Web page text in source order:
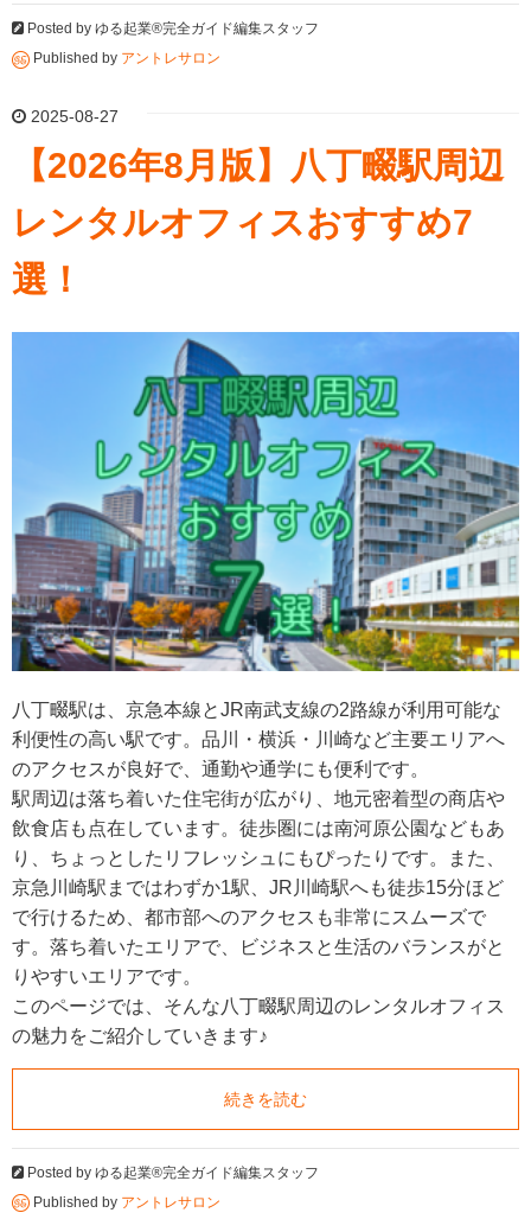
Posted by ゆる起業®完全ガイド編集スタッフ
Published by アントレサロン
2025-08-27
【2026年8月版】八丁畷駅周辺
レンタルオフィスおすすめ7
選！
八丁畷駅は、京急本線とJR南武支線の2路線が利用可能な
利便性の高い駅です。品川・横浜・川崎など主要エリアへ
のアクセスが良好で、通勤や通学にも便利です。
駅周辺は落ち着いた住宅街が広がり、地元密着型の商店や
飲食店も点在しています。徒歩圏には南河原公園などもあ
り、ちょっとしたリフレッシュにもぴったりです。また、
京急川崎駅まではわずか1駅、JR川崎駅へも徒歩15分ほど
で行けるため、都市部へのアクセスも非常にスムーズで
す。落ち着いたエリアで、ビジネスと生活のバランスがと
りやすいエリアです。
このページでは、そんな八丁畷駅周辺のレンタルオフィス
の魅力をご紹介していきます♪
続きを読む
Posted by ゆる起業®完全ガイド編集スタッフ
Published by アントレサロン